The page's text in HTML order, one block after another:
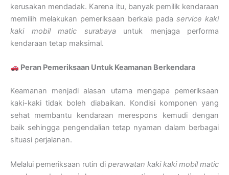
kerusakan mendadak. Karena itu, banyak pemilik kendaraan
memilih melakukan pemeriksaan berkala pada service kaki
kaki mobil matic surabayauntuk menjaga performa
kendaraan tetap maksimal.
Peran Pemeriksaan Untuk Keamanan Berkendara
Keamanan menjadi alasan utama mengapa pemeriksaan
kaki-kaki tidak boleh diabaikan. Kondisi komponen yang
sehat membantu kendaraan merespons kemudi dengan
baik sehingga pengendalian tetap nyaman dalam berbagai
situasi perjalanan.
Melalui pemeriksaan rutin di perawatan kaki kaki mobil matic